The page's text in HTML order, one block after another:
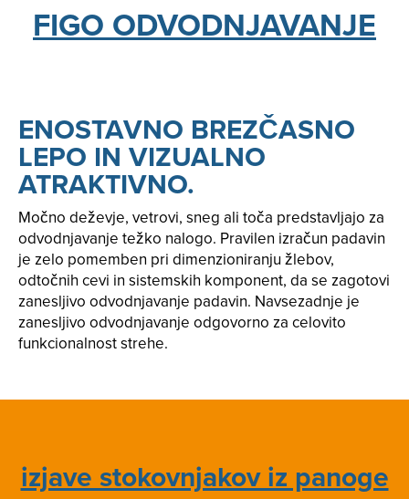
FIGO ODVODNJAVANJE
ENOSTAVNO BREZČASNO
LEPO IN VIZUALNO
ATRAKTIVNO.
Močno deževje, vetrovi, sneg ali toča predstavljajo za
odvodnjavanje težko nalogo. Pravilen izračun padavin
je zelo pomemben pri dimenzioniranju žlebov,
odtočnih cevi in sistemskih komponent, da se zagotovi
zanesljivo odvodnjavanje padavin. Navsezadnje je
zanesljivo odvodnjavanje odgovorno za celovito
funkcionalnost strehe.
izjave stokovnjakov iz panoge